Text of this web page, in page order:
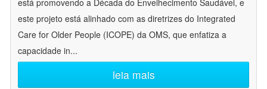
está promovendo a Década do Envelhecimento Saudável, e
este projeto está alinhado com as diretrizes do Integrated
Care for Older People (ICOPE) da OMS, que enfatiza a
capacidade in...
leia mais